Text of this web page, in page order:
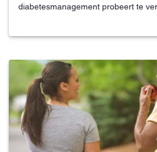
diabetesmanagement probeert te